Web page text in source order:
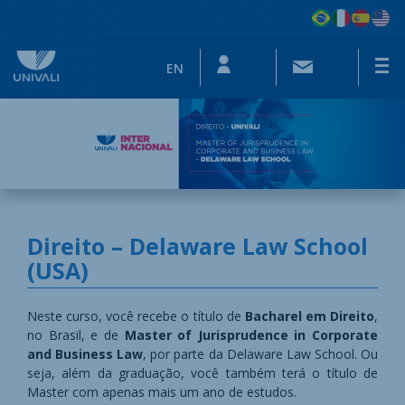
EN
Direito – Delaware Law School
(USA)
​​​​​​​​​​​​​​​​​​​​​​​​​​​​​​​​​​​Neste curso, você recebe o título de Bacharel em Direito,
no Brasil, e de Master of Jurisprudence in Corporate
and Business Law, por parte da Delaware Law School. Ou
seja, além da graduação, você também terá o título de
Master com apenas mais um ano de estudos.